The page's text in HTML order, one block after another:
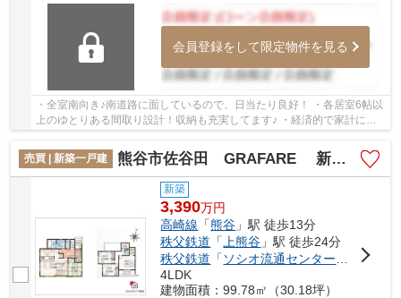
会員登録をして限定物件を見る
・全室南向き♪南道路に面しているので、日当たり良好！ ・各居室6帖以
上のゆとりある間取り設計！収納も充実してます♪ ・経済的で家計にや
さしい都市ガス、本下水エリアです！ いつで...
売買 | 新築一戸建
熊谷市佐谷田 GRAFARE 新築戸建 全1棟
新築
3,390万円
高崎線 「熊谷 」駅 徒歩13分
秩父鉄道 「 上熊谷 」駅 徒歩24分
秩父鉄道 「 ソシオ流通センター 」駅 徒歩
4LDK
建物面積：99.78㎡（30.18坪）